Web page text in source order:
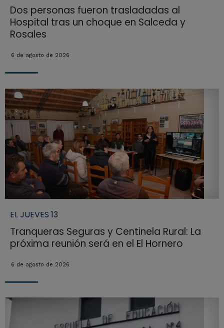
Dos personas fueron trasladadas al
Hospital tras un choque en Salceda y
Rosales
6 de agosto de 2026
EL JUEVES 13
Tranqueras Seguras y Centinela Rural: La
próxima reunión será en el El Hornero
6 de agosto de 2026